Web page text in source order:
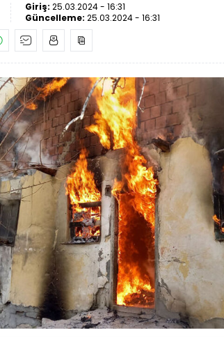
Giriş: 25.03.2024 - 16:31
Güncelleme: 25.03.2024 - 16:31